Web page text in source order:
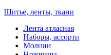
Шитье, ленты, ткани
Лента атласная
Наборы, ассорти
Молнии